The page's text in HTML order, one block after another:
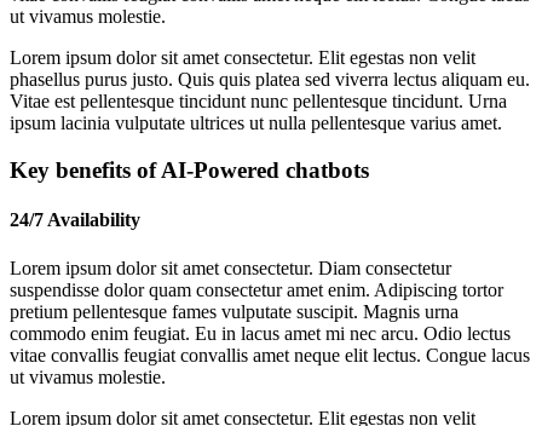
ut vivamus molestie.
Lorem ipsum dolor sit amet consectetur. Elit egestas non velit
phasellus purus justo. Quis quis platea sed viverra lectus aliquam eu.
Vitae est pellentesque tincidunt nunc pellentesque tincidunt. Urna
ipsum lacinia vulputate ultrices ut nulla pellentesque varius amet.
Key benefits of AI-Powered chatbots
24/7 Availability
Lorem ipsum dolor sit amet consectetur. Diam consectetur
suspendisse dolor quam consectetur amet enim. Adipiscing tortor
pretium pellentesque fames vulputate suscipit. Magnis urna
commodo enim feugiat. Eu in lacus amet mi nec arcu. Odio lectus
vitae convallis feugiat convallis amet neque elit lectus. Congue lacus
ut vivamus molestie.
Lorem ipsum dolor sit amet consectetur. Elit egestas non velit